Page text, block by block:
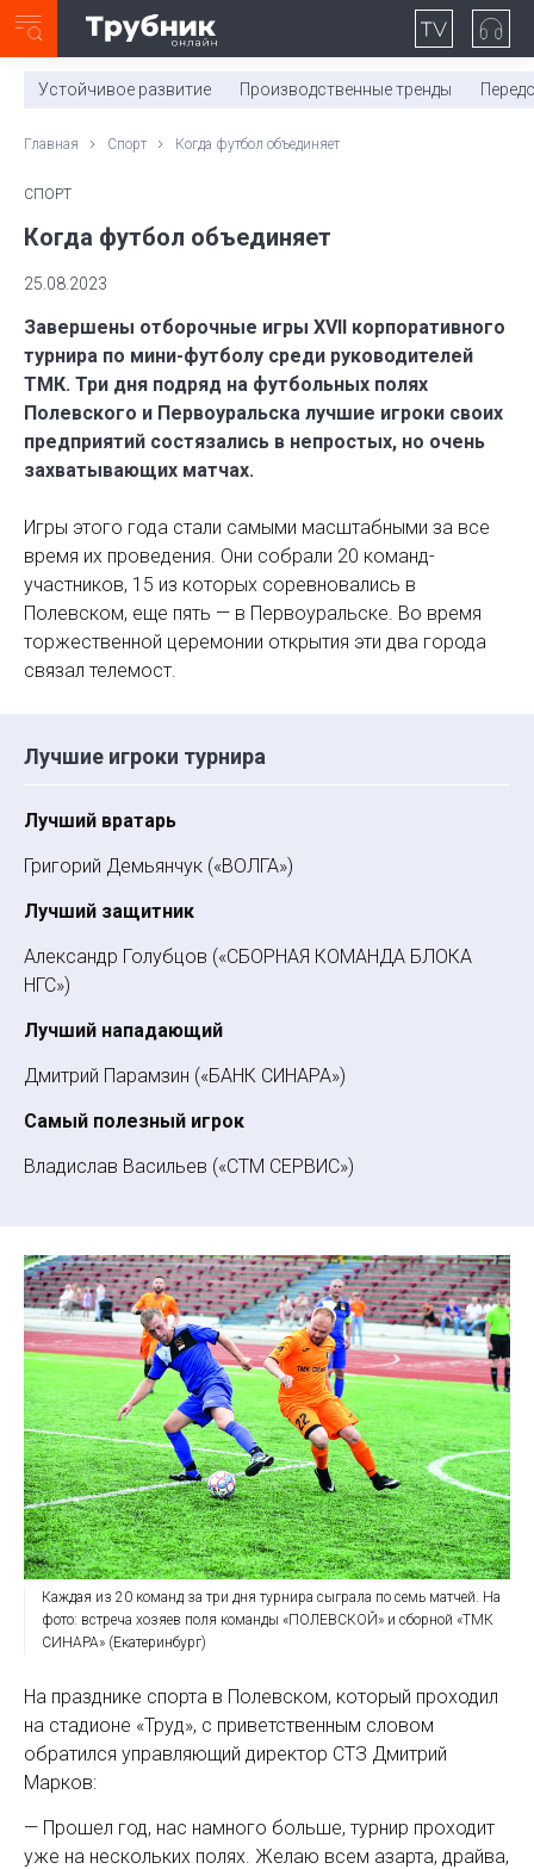
0:00/ 11:03
Устойчивое развитие Производственные тренды
Главная Спорт Когда футбол объединяет
СПОРТ
Когда футбол объединяет
25.08.2023
Завершены отборочные игры ХVII корпоративного
турнира по мини-футболу среди руководителей
ТМК. Три дня подряд на футбольных полях
Полевского и Первоуральска лучшие игроки своих
предприятий состязались в непростых, но очень
захватывающих матчах.
Игры этого года стали самыми масштабными за все
время их проведения. Они собрали 20 команд-
участников, 15 из которых соревновались в
Полевском, еще пять — в Перво­уральске. Во время
торжественной церемонии открытия эти два города
связал телемост.
Лучшие игроки турнира
Лучший вратарь
Григорий Демьянчук («ВОЛГА»)
Лучший защитник
Александр Голубцов («СБОРНАЯ КОМАНДА БЛОКА
НГС»)
Лучший нападающий
Дмитрий Парамзин («БАНК СИНАРА»)
Самый полезный игрок
Владислав Васильев («СТМ СЕРВИС»)
Каждая из 20 команд за три дня турнира сыграла по семь матчей. На
фото: встреча хозяев поля команды «ПОЛЕВСКОЙ» и сборной «ТМК
СИНАРА» (Екатеринбург)
На празднике спорта в Полевском, который проходил
на стадионе «Труд», с приветственным словом
обратился управляющий директор СТЗ Дмитрий
Марков:
— Прошел год, нас намного больше, турнир проходит
уже на нескольких полях. Желаю всем азарта, драйва,